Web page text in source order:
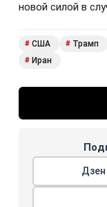
новой силой в
# США # Трамп
# Иран
Дзен